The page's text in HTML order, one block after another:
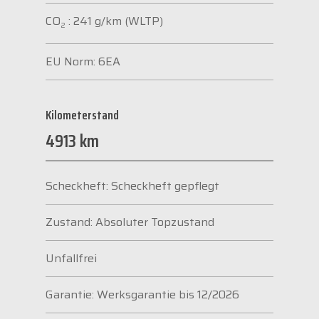
CO2 : 241 g/km (WLTP)
EU Norm: 6EA
Kilometerstand
4913 km
Scheckheft: Scheckheft gepflegt
Zustand: Absoluter Topzustand
Unfallfrei
Garantie: Werksgarantie bis 12/2026